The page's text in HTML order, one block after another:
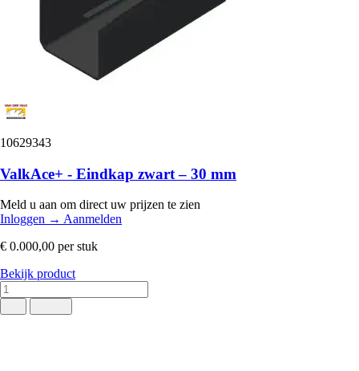
10629343
ValkAce+ - Eindkap zwart – 30 mm
Meld u aan om direct uw prijzen te zien
Inloggen → Aanmelden
€ 0.000,00 per stuk
Bekijk product